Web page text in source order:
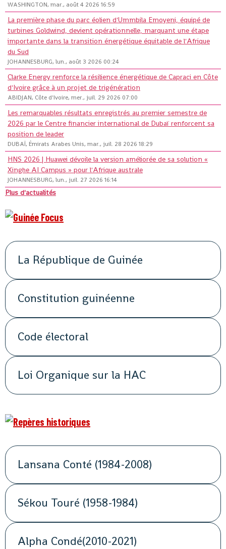
WASHINGTON, mar., août 4 2026 16:59
La première phase du parc éolien d'Ummbila Emoyeni, équipé de
turbines Goldwind, devient opérationnelle, marquant une étape
importante dans la transition énergétique équitable de l'Afrique
du Sud
JOHANNESBURG, lun., août 3 2026 00:24
Clarke Energy renforce la résilience énergétique de Capraci en Côte
d'Ivoire grâce à un projet de trigénération
ABIDJAN, Côte d'Ivoire, mer., juil. 29 2026 07:00
Les remarquables résultats enregistrés au premier semestre de
2026 par le Centre financier international de Dubaï renforcent sa
position de leader
DUBAÏ, Émirats Arabes Unis, mar., juil. 28 2026 18:29
HNS 2026 | Huawei dévoile la version améliorée de sa solution «
Xinghe AI Campus » pour l'Afrique australe
JOHANNESBURG, lun., juil. 27 2026 16:14
Plus d'actualités
La République de Guinée
Constitution guinéenne
Code électoral
Loi Organique sur la HAC
Lansana Conté (1984-2008)
Sékou Touré (1958-1984)
Alpha Condé(2010-2021)